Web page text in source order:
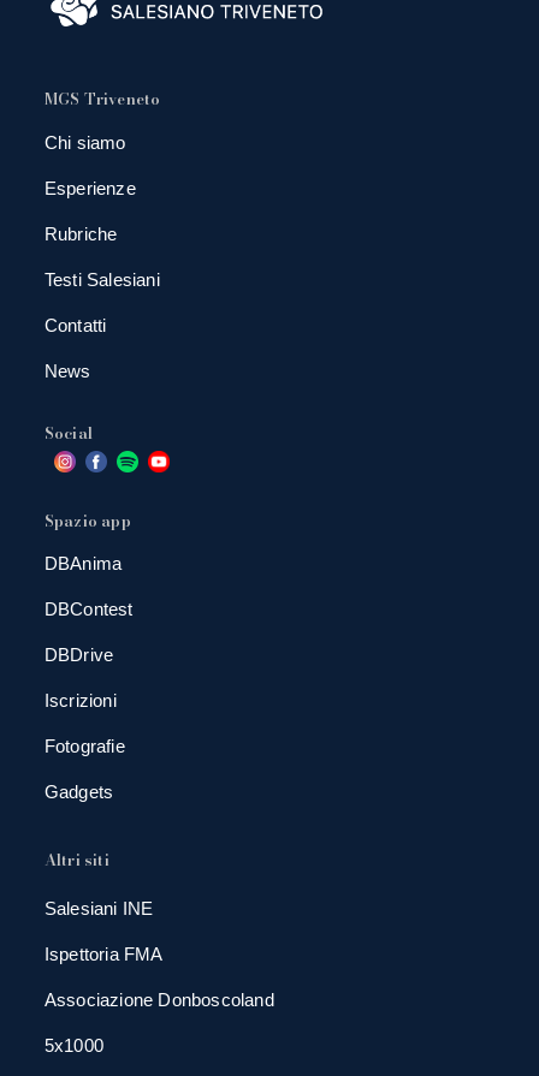
MGS Triveneto
Chi siamo
Esperienze
Rubriche
Testi Salesiani
Contatti
News
Social
Spazio app
DBAnima
DBContest
DBDrive
Iscrizioni
Fotografie
Gadgets
Altri siti
Salesiani INE
Ispettoria FMA
Associazione Donboscoland
5x1000